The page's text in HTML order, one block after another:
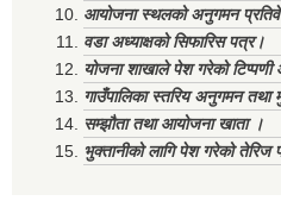
आयोजना स्थलको अनुगमन
वडा अध्याक्षको सिफारिस पत्र।
योजना शाखाले पेश गरेको
गाउँपालिका स्तरिय अनुगमन
सम्झौता तथा आयोजना खाता ।
भुक्तानीको लागि पेश गरेको तेरिज